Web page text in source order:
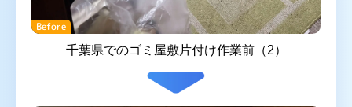
Before
千葉県でのゴミ屋敷片付け作業前（2）